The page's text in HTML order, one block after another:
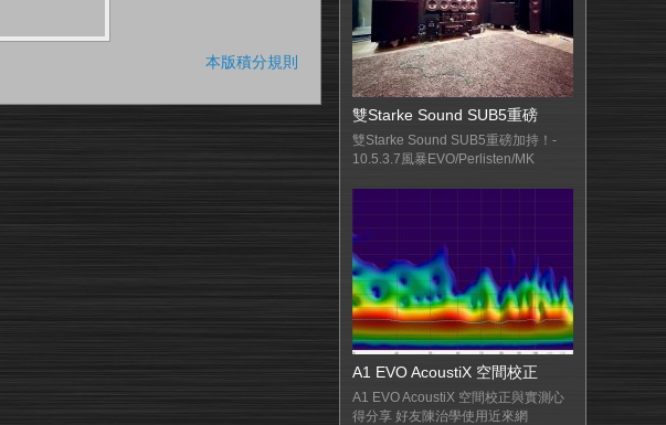
本版積分規則
雙Starke Sound SUB5重磅
雙Starke Sound SUB5重磅加持！-
10.5.3.7風暴EVO/Perlisten/MK
A1 EVO AcoustiX 空間校正
A1 EVO AcoustiX 空間校正與實測心
得分享 好友陳治學使用近來網